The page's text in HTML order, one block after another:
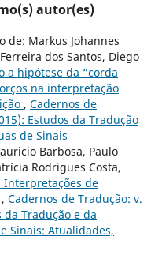
autor(es)
de: Markus Johannes
dos Santos, Diego
a hipótese da “corda
na interpretação
, Cadernos de
Estudos da Tradução
de Sinais
Barbosa, Paulo
Rodrigues Costa,
Interpretações de
, Cadernos de Tradução: v.
da Tradução e da
Sinais: Atualidades,